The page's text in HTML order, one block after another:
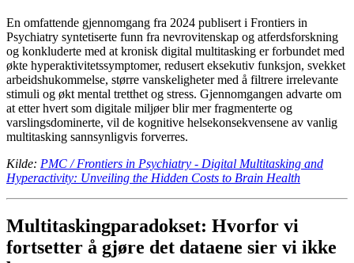
En omfattende gjennomgang fra 2024 publisert i Frontiers in
Psychiatry syntetiserte funn fra nevrovitenskap og atferdsforskning
og konkluderte med at kronisk digital multitasking er forbundet med
økte hyperaktivitetssymptomer, redusert eksekutiv funksjon, svekket
arbeidshukommelse, større vanskeligheter med å filtrere irrelevante
stimuli og økt mental tretthet og stress. Gjennomgangen advarte om
at etter hvert som digitale miljøer blir mer fragmenterte og
varslingsdominerte, vil de kognitive helsekonsekvensene av vanlig
multitasking sannsynligvis forverres.
Kilde: PMC / Frontiers in Psychiatry - Digital Multitasking and
Hyperactivity: Unveiling the Hidden Costs to Brain Health
Multitaskingparadokset: Hvorfor vi
fortsetter å gjøre det dataene sier vi ikke